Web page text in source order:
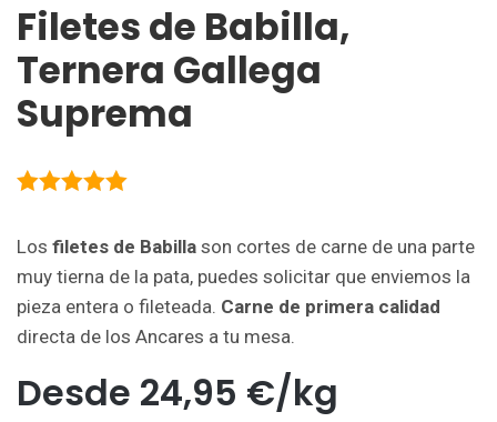
Filetes de Babilla,
Ternera Gallega
Suprema
Los filetes de Babilla son cortes de carne de una parte
muy tierna de la pata, puedes solicitar que enviemos la
pieza entera o fileteada. Carne de primera calidad
directa de los Ancares a tu mesa.
Desde 24,95 €/kg